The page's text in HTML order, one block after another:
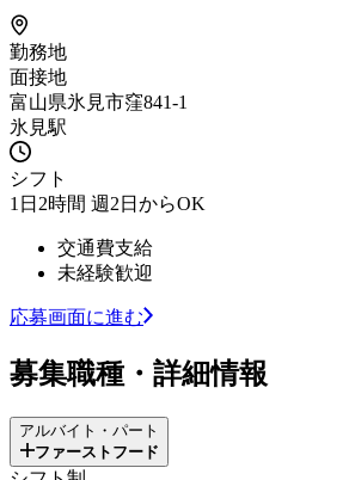
勤務地
面接地
富山県氷見市窪841-1
氷見駅
シフト
1日2時間 週2日からOK
交通費支給
未経験歓迎
応募画面に進む
募集職種・詳細情報
アルバイト・パート
ファーストフード